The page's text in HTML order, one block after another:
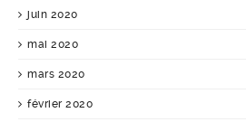
juin 2020
mai 2020
mars 2020
février 2020